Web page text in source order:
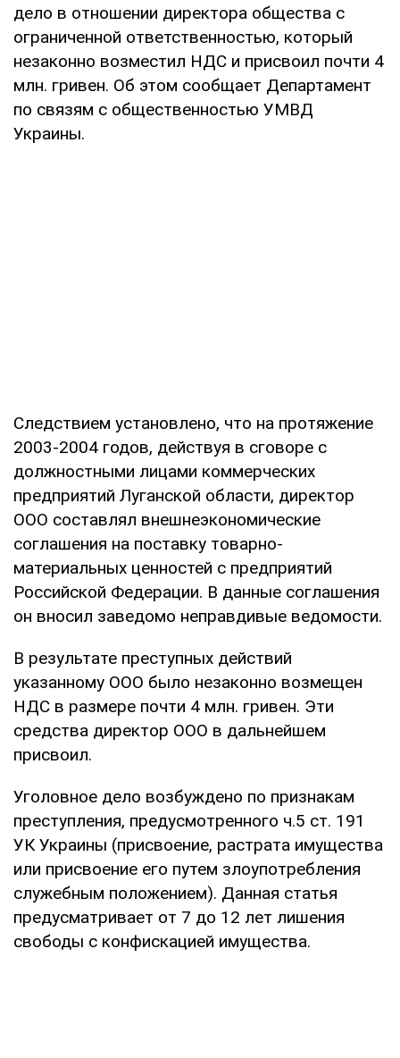
дело в отношении директора общества с
ограниченной ответственностью, который
незаконно возместил НДС и присвоил почти 4
млн. гривен. Об этом сообщает Департамент
по связям с общественностью УМВД
Украины.
Следствием установлено, что на протяжение
2003-2004 годов, действуя в сговоре с
должностными лицами коммерческих
предприятий Луганской области, директор
ООО составлял внешнеэкономические
соглашения на поставку товарно-
материальных ценностей с предприятий
Российской Федерации. В данные соглашения
он вносил заведомо неправдивые ведомости.
В результате преступных действий
указанному ООО было незаконно возмещен
НДС в размере почти 4 млн. гривен. Эти
средства директор ООО в дальнейшем
присвоил.
Уголовное дело возбуждено по признакам
преступления, предусмотренного ч.5 ст. 191
УК Украины (присвоение, растрата имущества
или присвоение его путем злоупотребления
служебным положением). Данная статья
предусматривает от 7 до 12 лет лишения
свободы с конфискацией имущества.